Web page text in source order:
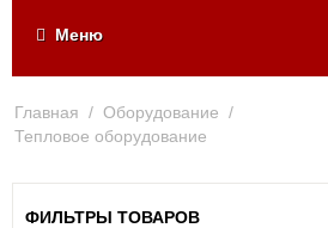
Меню
Главная / Оборудование /
Тепловое оборудование
ФИЛЬТРЫ ТОВАРОВ